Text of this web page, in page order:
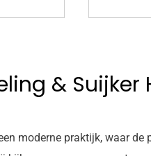
& Suijker
moderne praktijk, waar